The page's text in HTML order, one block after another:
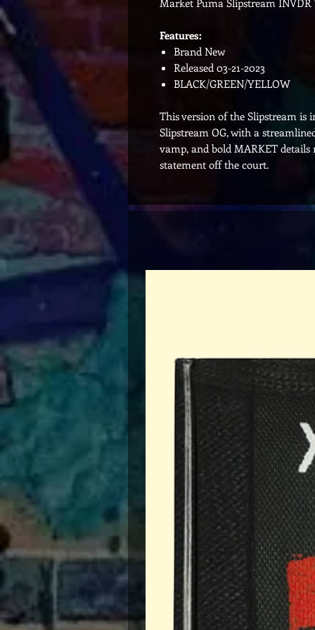
Market Puma Slipstream INVDR
Features:
Brand New
Released 03-21-2023
BLACK/GREEN/YELLOW
This version of the Slipstream is
Slipstream OG, with a
vamp, and bold MARKET
statement off the court.